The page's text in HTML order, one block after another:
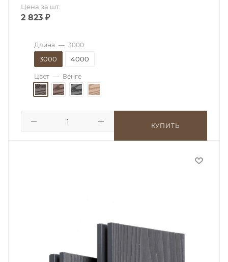
Цена за шт.
2 823 ₽
Длина — 3000
3000 4000
Цвет — Венге
КУПИТЬ